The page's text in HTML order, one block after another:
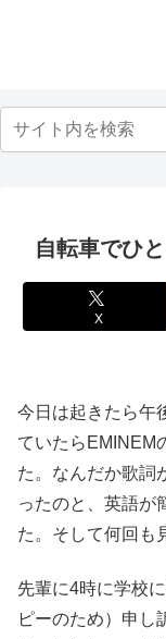
自転車でひ
X
今日は起きたら午
ていたらEMINEM
た。なんだか歌詞
ったのと、英語が
た。そして何回も
先輩に4時に学校
ピーのため）申し